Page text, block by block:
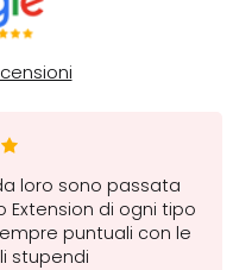
loro sono passata
Extension di ogni tipo
puntuali con le
stupendi